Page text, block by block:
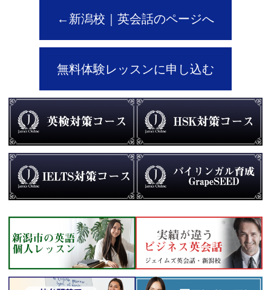
←新潟校｜英会話のページへ
無料体験レッスンに申し込む